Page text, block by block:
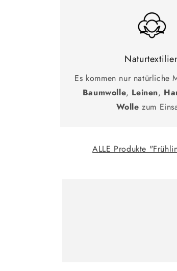
Es kommen nur natürliche
Baumwolle, Leinen,
Wolle zum
ALLE Produkte